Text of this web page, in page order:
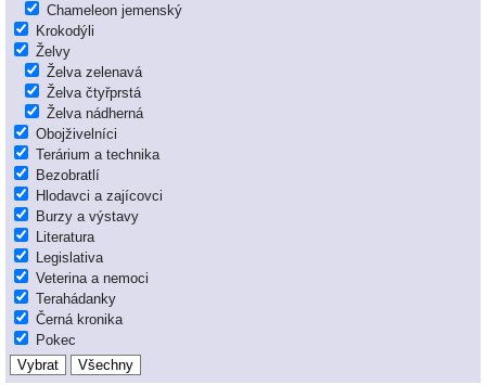
Chameleon jemenský
Krokodýli
Želvy
Želva zelenavá
Želva čtyřprstá
Želva nádherná
Obojživelníci
Terárium a technika
Bezobratlí
Hlodavci a zajícovci
Burzy a výstavy
Literatura
Legislativa
Veterina a nemoci
Terahádanky
Černá kronika
Pokec